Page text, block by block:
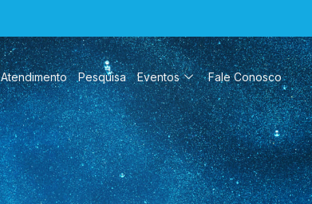
Atendimento Pesquisa Eventos Fale Conosco